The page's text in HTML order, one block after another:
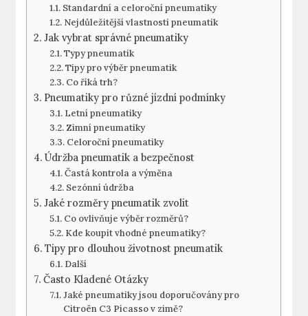
Standardní a celoroční pneumatiky
Nejdůležitější vlastnosti pneumatik
Jak vybrat správné pneumatiky
Typy pneumatik
Tipy pro výběr pneumatik
Co říká trh?
Pneumatiky pro různé jízdní podmínky
Letní pneumatiky
Zimní pneumatiky
Celoroční pneumatiky
Údržba pneumatik a bezpečnost
Častá kontrola a výměna
Sezónní údržba
Jaké rozměry pneumatik zvolit
Co ovlivňuje výběr rozměrů?
Kde koupit vhodné pneumatiky?
Tipy pro dlouhou životnost pneumatik
Další
Často Kladené Otázky
Jaké pneumatiky jsou doporučovány pro
Citroën C3 Picasso v zimě?